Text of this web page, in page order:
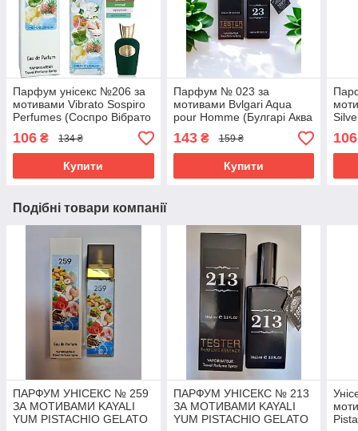
Парфум унісекс №206 за
мотивами Vibrato Sospiro
Perfumes (Соспро Вібрато
Парфюмс) 40 мл. ОПТ
106 ₴ 134 ₴
Купити
Парфум № 023 за
мотивами Bvlgari Aqua
pour Homme (Булгарі Аква
Пур Хом) 65 мл
143₴ 159 ₴
Купити
106
Подібні товари компанії
ПАРФУМ УНІСЕКС № 259
ЗА МОТИВАМИ KAYALI
YUM PISTACHIO GELATO
ПАРФУМ УНІСЕКС № 213
ЗА МОТИВАМИ KAYALI
YUM PISTACHIO GELATO